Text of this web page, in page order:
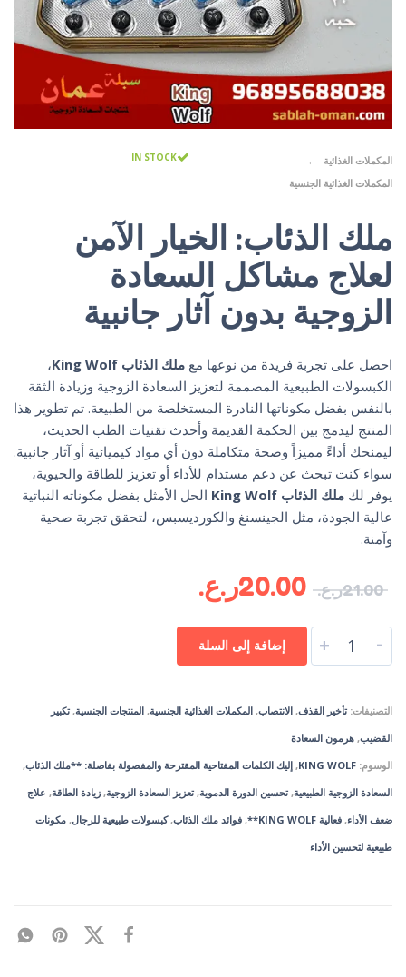
المكملات الغذائية
المكملات الغذائية الجنسية
IN STOCK
ملك الذئاب: الخيار الآمن
لعلاج مشاكل السعادة
الزوجية بدون آثار جانبية
احصل على تجربة فريدة من نوعها مع ملك الذئاب King Wolf
،
الكبسولات الطبيعية المصممة لتعزيز السعادة الزوجية وزيادة الثقة
بالنفس بفضل مكوناتها النادرة المستخلصة من الطبيعة. تم تطوير هذا
المنتج ليدمج بين الحكمة القديمة وأحدث تقنيات الطب الحديث،
ليمنحك أداءً مميزاً وصحة متكاملة دون أي مواد كيميائية أو آثار جانبية.
سواء كنت تبحث عن دعم مستدام للأداء أو تعزيز للطاقة والحيوية،
يوفر لك ملك الذئاب King Wolf
الحل الأمثل بفضل مكوناته النباتية
عالية الجودة، مثل الجينسنغ والكورديسبس، لتحقق تجربة صحية
وآمنة.
21.00ر.ع. 20.00ر.ع.
-
+ إضافة إلى السلة
التصنيفات:تأخير القذف, الانتصاب, المكملات الغذائية الجنسية, المنتجات الجنسية,تكبير
القضيب, هرمون السعادة
الوسوم: KING WOLF
, إليك الكلمات المفتاحية المقترحة والمفصولة بفاصلة: **ملك الذئاب,
السعادة الزوجية الطبيعية,تحسين الدورة الدموية,تعزيز السعادة الزوجية, زيادة الطاقة, علاج
ضعف الأداء, فعالية KING WOLF** , فوائد ملك الذئاب,كبسولات طبيعية للرجال, مكونات
طبيعية لتحسين الأداء